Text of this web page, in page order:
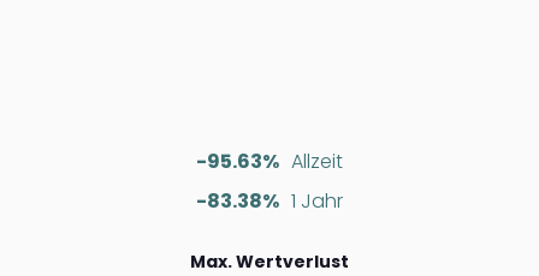
-95.63% Allzeit
-83.38% 1 Jahr
Max. Wertverlust